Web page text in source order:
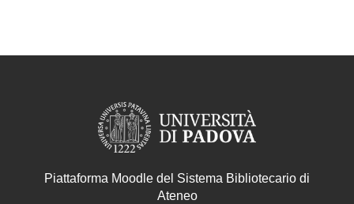
Piattaforma Moodle del Sistema Bibliotecario di
Ateneo